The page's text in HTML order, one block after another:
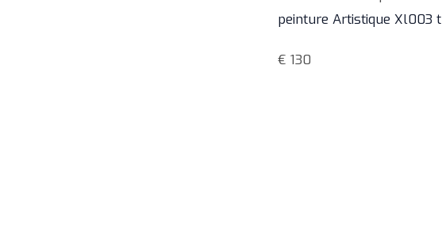
peinture Artistique Xl003 t
€130